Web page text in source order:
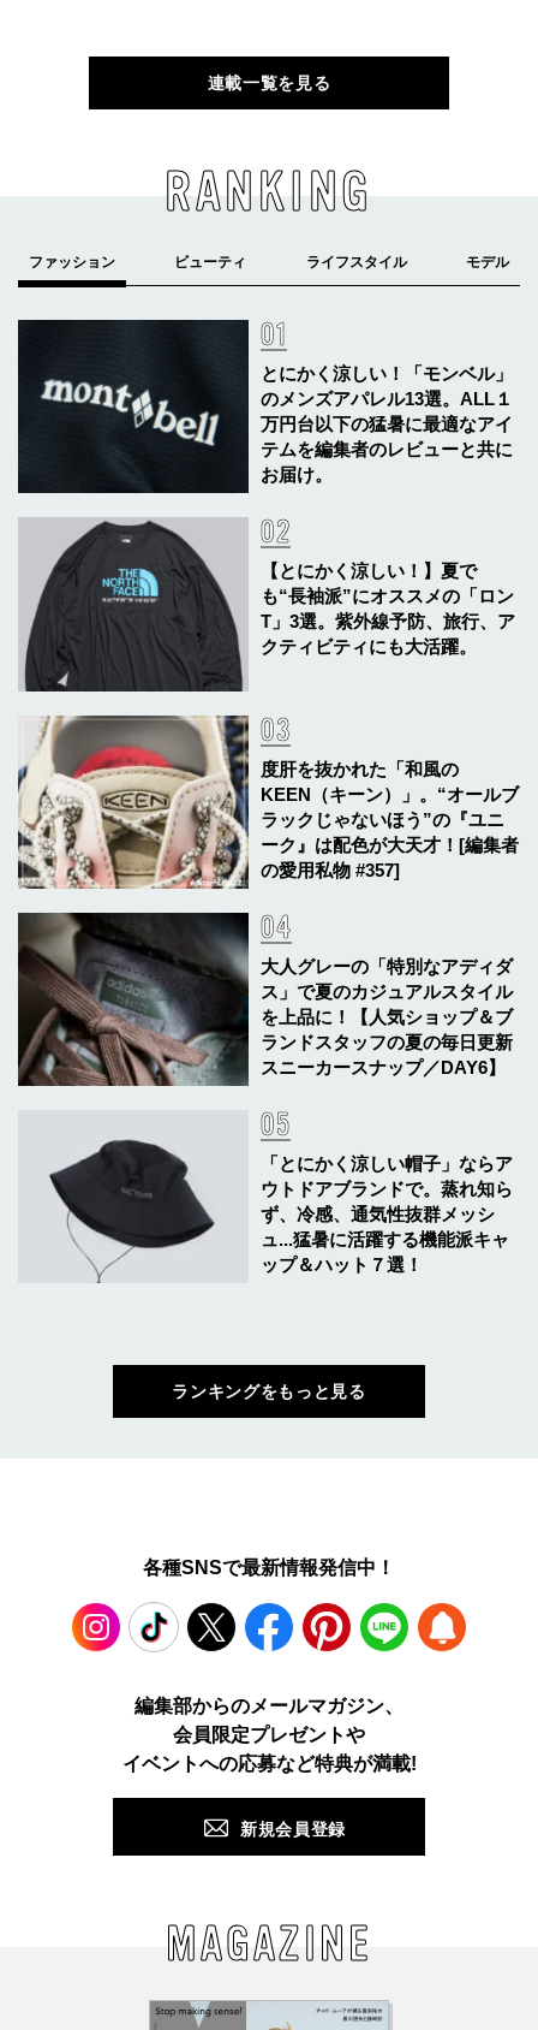
連載一覧を見る
RANKING
とにかく涼しい！「モンベル」
のメンズアパレル13選。ALL１
万円台以下の猛暑に最適なアイ
テムを編集者のレビューと共に
お届け。
【とにかく涼しい！】夏で
も“長袖派”にオススメの「ロン
T」3選。紫外線予防、旅行、ア
クティビティにも大活躍。
度肝を抜かれた「和風の
KEEN（キーン）」。“オールブ
ラックじゃないほう”の『ユニ
ーク』は配色が大天才！[編集者
の愛用私物 #357]
大人グレーの「特別なアディダ
ス」で夏のカジュアルスタイル
を上品に！【人気ショップ＆ブ
ランドスタッフの夏の毎日更新
スニーカースナップ／DAY6】
「とにかく涼しい帽子」ならア
ウトドアブランドで。蒸れ知ら
ず、冷感、通気性抜群メッシ
ュ...猛暑に活躍する機能派キャ
ップ＆ハット７選！
ランキングをもっと見る
各種SNSで最新情報発信中！
TikTok Facebook Pinterest LINE
編集部からのメールマガジン、
会員限定プレゼントや
イベントへの応募など特典が満載!
新規会員登録
MAGAZINE